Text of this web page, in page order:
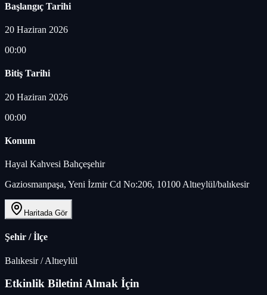
Başlangıç Tarihi
20 Haziran 2026
00:00
Bitiş Tarihi
20 Haziran 2026
00:00
Konum
Hayal Kahvesi Bahçeşehir
Gaziosmanpaşa, Yeni İzmir Cd No:206, 10100 Altıeylül/balıkesir
Haritada Gör
Şehir / İlçe
Balıkesir/Altıeylül
Etkinlik Biletini Almak İçin